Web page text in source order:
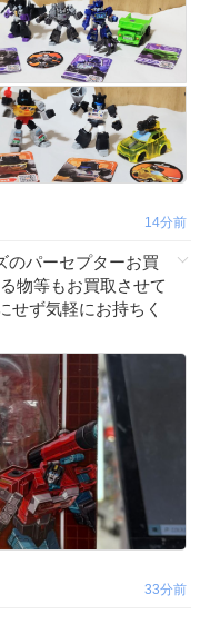
14分前
のパーセプターお買
物等もお買取させて
せず気軽にお持ちく
33分前